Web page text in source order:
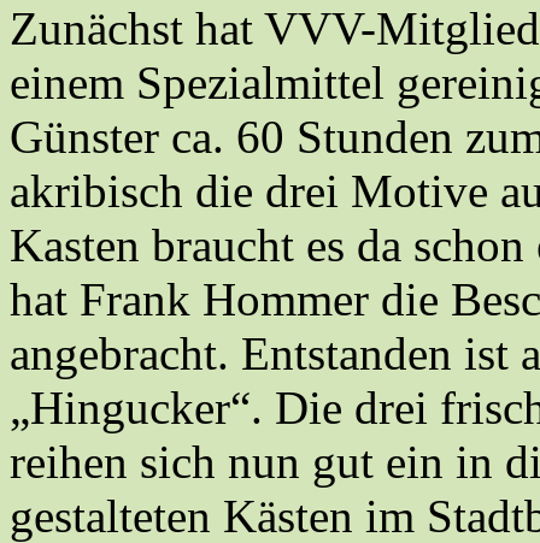
Zunächst hat VVV-
einem Spezialmittel
Günster ca. 60 Stunden
akribisch die drei Motive
Kasten braucht es da
hat Frank Hommer die
angebracht. Entstanden ist
„Hingucker“. Die drei
reihen sich nun gut ein in
gestalteten Kästen im